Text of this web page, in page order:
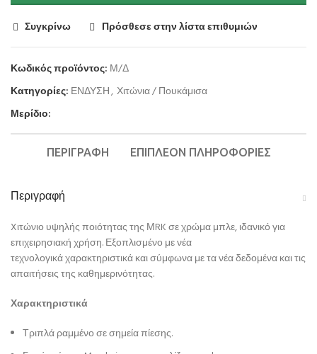
Συγκρίνω Πρόσθεσε στην λίστα επιθυμιών
Κωδικός προϊόντος: Μ/Δ
Κατηγορίες: ΕΝΔΥΣΗ, Χιτώνια / Πουκάμισα
Μερίδιο:
ΠΕΡΙΓΡΑΦΉ ΕΠΙΠΛΈΟΝ ΠΛΗΡΟΦΟΡΊΕΣ
Περιγραφή
Xιτώνιο υψηλής ποιότητας της ΜRK σε χρώμα μπλε, ιδανικό για
επιχειρησιακή χρήση. Εξοπλισμένο με νέα
τεχνολογικά χαρακτηριστικά και σύμφωνα με τα νέα δεδομένα και τις
απαιτήσεις της καθημερινότητας.
Χαρακτηριστικά
Τριπλά ραμμένο σε σημεία πίεσης.